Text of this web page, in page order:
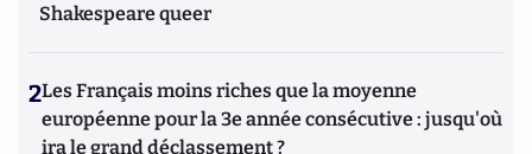
Shakespeare queer
2Les Français moins riches que la moyenne
européenne pour la 3e année consécutive : jusqu'où
ira le grand déclassement ?